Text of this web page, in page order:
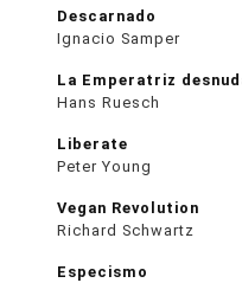
Descarnado
Ignacio Samper
La Emperatriz
Hans Ruesch
Liberate
Peter Young
Vegan Revolution
Richard Schwartz
Especismo